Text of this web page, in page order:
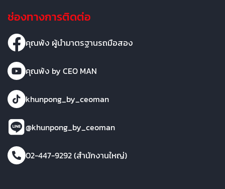
ช่องทางการติดต่อ
คุณพ้ง ผู้นำมาตรฐานรถมือสอง
คุณพ้ง by CEO MAN
khunpong_by_ceoman
@khunpong_by_ceoman
02-447-9292 (สำนักงานใหญ่)